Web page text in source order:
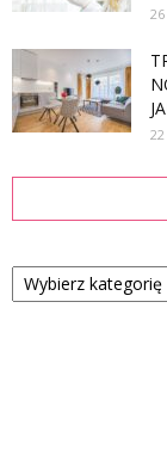
Kategorie